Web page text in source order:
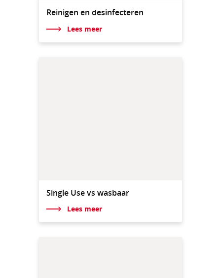
Reinigen en desinfecteren
Lees meer
Single Use vs wasbaar
Lees meer